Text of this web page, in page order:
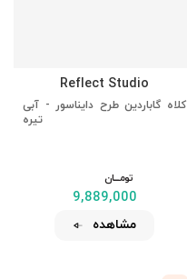
Reflect Studio
کلاه گاباردین طرح دایناسور - آبی
تیره
تومــــــان
9,889,000
مشاهده